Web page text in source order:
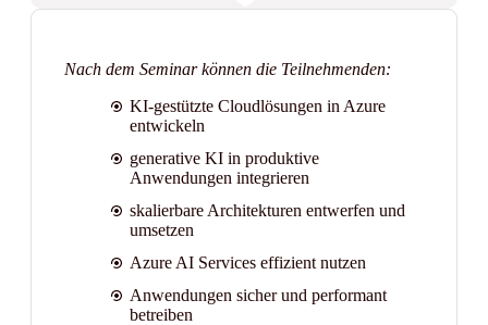
Nach dem Seminar können die Teilnehmenden:
KI-gestützte Cloudlösungen in Azure
entwickeln
generative KI in produktive
Anwendungen integrieren
skalierbare Architekturen entwerfen und
umsetzen
Azure AI Services effizient nutzen
Anwendungen sicher und performant
betreiben